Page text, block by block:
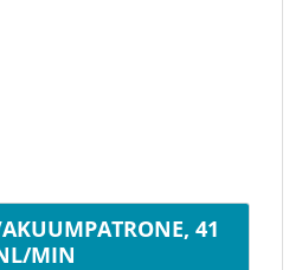
41
MIN